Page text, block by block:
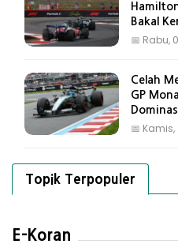
Bakal
📅 Rabu,
Celah
GP
📅 Kamis,
Topik Terpopuler
E-Koran